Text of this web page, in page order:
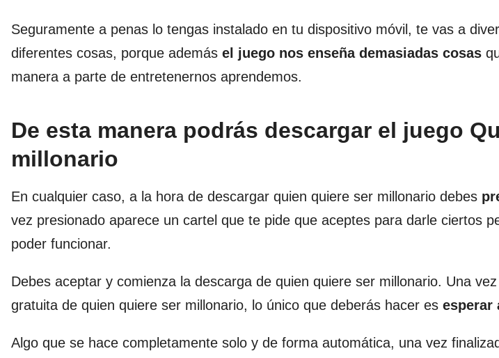
Seguramente a penas lo tengas instalado en tu dispositivo móvil, te vas a
diferentes cosas, porque además el juego nos enseña demasiadas cosas
manera a parte de entretenernos aprendemos.
De esta manera podrás descargar el juego
millonario
En cualquier caso, a la hora de descargar quien quiere ser millonario debes
vez presionado aparece un cartel que te pide que aceptes para darle ciertos
poder funcionar.
Debes aceptar y comienza la descarga de quien quiere ser millonario. Una
gratuita de quien quiere ser millonario, lo único que deberás hacer es esperar
Algo que se hace completamente solo y de forma automática, una vez